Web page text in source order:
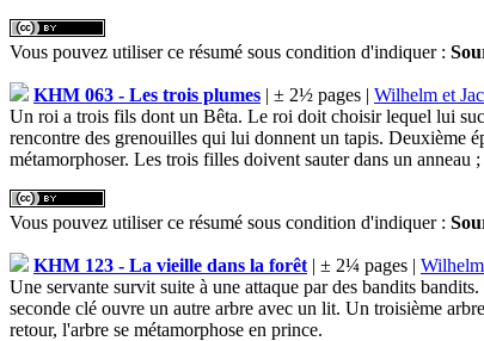
Vous pouvez utiliser ce résumé sous condition d'indiquer :
KHM 063 - Les trois plumes | ± 2½ pages | Wilhelm et
Un roi a trois fils dont un Bêta. Le roi doit choisir lequel lui
rencontre des grenouilles qui lui donnent un tapis. Deuxième
métamorphoser. Les trois filles doivent sauter dans un
Vous pouvez utiliser ce résumé sous condition d'indiquer :
KHM 123 - La vieille dans la forêt | ± 2¼ pages |
Une servante survit suite à une attaque par des bandits
seconde clé ouvre un autre arbre avec un lit. Un troisième
retour, l'arbre se métamorphose en prince.